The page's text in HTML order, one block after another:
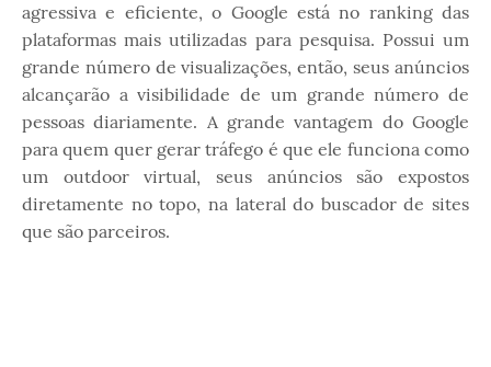
agressiva e eficiente, o Google está no ranking das
plataformas mais utilizadas para pesquisa. Possui um
grande número de visualizações, então, seus anúncios
alcançarão a visibilidade de um grande número de
pessoas diariamente. A grande vantagem do Google
para quem quer gerar tráfego é que ele funciona como
um outdoor virtual, seus anúncios são expostos
diretamente no topo, na lateral do buscador de sites
que são parceiros.